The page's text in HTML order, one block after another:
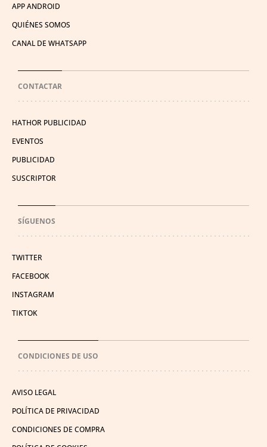
APP ANDROID
QUIÉNES SOMOS
CANAL DE WHATSAPP
CONTACTAR
HATHOR PUBLICIDAD
EVENTOS
PUBLICIDAD
SUSCRIPTOR
SÍGUENOS
TWITTER
FACEBOOK
INSTAGRAM
TIKTOK
CONDICIONES DE USO
AVISO LEGAL
POLÍTICA DE PRIVACIDAD
CONDICIONES DE COMPRA